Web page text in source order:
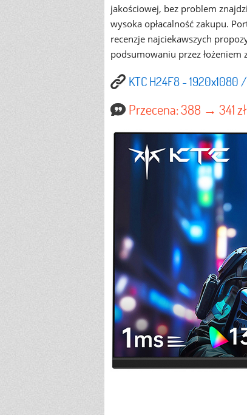
jakościowej, bez problem
wysoka opłacalność zakupu.
recenzje najciekawszych
podsumowaniu przez łożeniem
KTC H24F8 - 1920x1080
Przecena: 388 → 341